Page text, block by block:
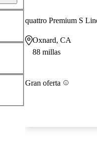
quattro Premium S
Oxnard, CA
88 millas
Gran oferta